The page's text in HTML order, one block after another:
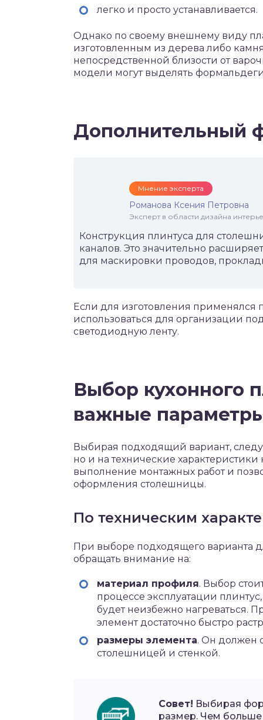
легко и просто устанавливается.
Однако по своему внешнему виду
изготовленным из дерева либо
непосредственной близости от
модели могут выделять
Дополнительный
Мнение эксперта
Романова Ксения Петровна
Эксперт в области дизайна
Конструкция плинтуса для
каналов. Это значительно
для маскировки проводов,
Если для изготовления применялся
использоваться для организации
светодиодную ленту.
Выбор кухонного
важные
Выбирая подходящий вариант,
но и на технические
выполнение монтажных работ и
оформления столешницы.
По техническим
При выборе подходящего варианта
обращать внимание на:
материал профиля. Выбор
процессе эксплуатации
будет неизбежно нагреваться.
элемент достаточно быстро
размеры элемента. Он должен
столешницей и стенкой.
Совет! Выбирая
размер. Чем